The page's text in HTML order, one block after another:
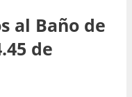
al Baño de
de